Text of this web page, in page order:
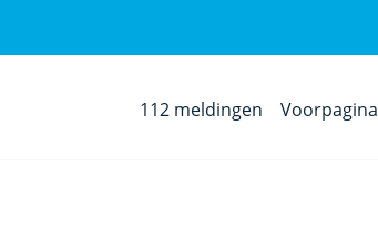
112 meldingen Voorpagina